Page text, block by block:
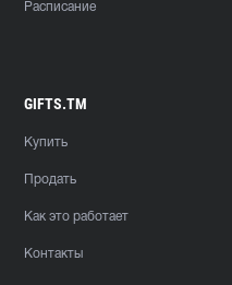
Расписание
GIFTS.TM
Купить
Продать
Как это работает
Контакты